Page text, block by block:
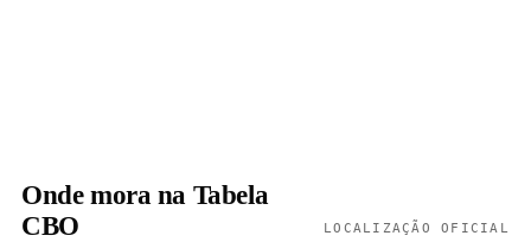
Onde mora na Tabela
CBO
LOCALIZAÇÃO OFICIAL